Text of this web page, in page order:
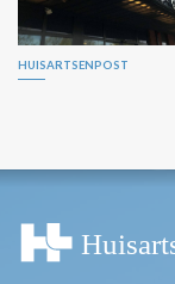
HUISARTSENPOST